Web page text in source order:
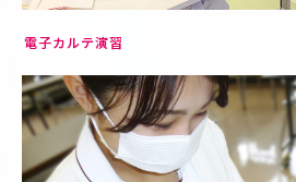
電子カルテ演習